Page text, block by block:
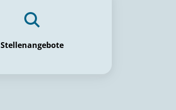
Stellenangebote